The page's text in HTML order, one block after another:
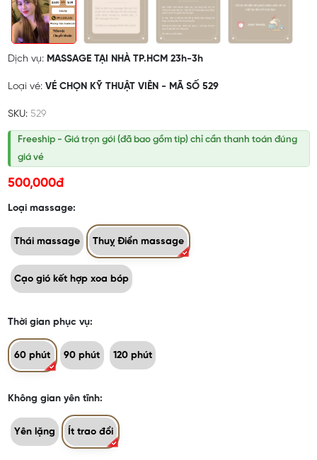
Dịch vụ:MASSAGE TẠI NHÀ TP.HCM 23h-3h
Loại vé:VÉ CHỌN KỸ THUẬT VIÊN - MÃ SỐ 529
SKU: 529
Freeship - Giá trọn gói (đã bao gồm tip) chỉ cần thanh toán đúng
giá vé
500,000đ
Loại massage:
Thái massage Thuỵ Điển massage
Cạo gió kết hợp xoa bóp
Thời gian phục vụ:
60 phút 90 phút 120 phút
Không gian yên tĩnh:
Yên lặng Ít trao đổi